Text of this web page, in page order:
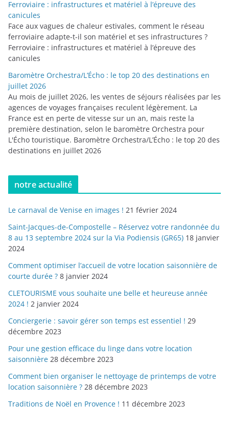
Ferroviaire : infrastructures et matériel à l’épreuve des
canicules
Face aux vagues de chaleur estivales, comment le réseau
ferroviaire adapte-t-il son matériel et ses infrastructures ?
Ferroviaire : infrastructures et matériel à l’épreuve des
canicules
Baromètre Orchestra/L’Écho : le top 20 des destinations en
juillet 2026
Au mois de juillet 2026, les ventes de séjours réalisées par les
agences de voyages françaises reculent légèrement. La
France est en perte de vitesse sur un an, mais reste la
première destination, selon le baromètre Orchestra pour
L'Écho touristique. Baromètre Orchestra/L’Écho : le top 20 des
destinations en juillet 2026
notre actualité
Le carnaval de Venise en images ! 21 février 2024
Saint-Jacques-de-Compostelle – Réservez votre randonnée du
8 au 13 septembre 2024 sur la Via Podiensis (GR65) 18 janvier
2024
Comment optimiser l’accueil de votre location saisonnière de
courte durée ? 8 janvier 2024
CLETOURISME vous souhaite une belle et heureuse année
2024 ! 2 janvier 2024
Conciergerie : savoir gérer son temps est essentiel ! 29
décembre 2023
Pour une gestion efficace du linge dans votre location
saisonnière 28 décembre 2023
Comment bien organiser le nettoyage de printemps de votre
location saisonnière ? 28 décembre 2023
Traditions de Noël en Provence ! 11 décembre 2023